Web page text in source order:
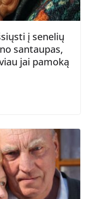
į senelių
santaupas,
jai pamoką